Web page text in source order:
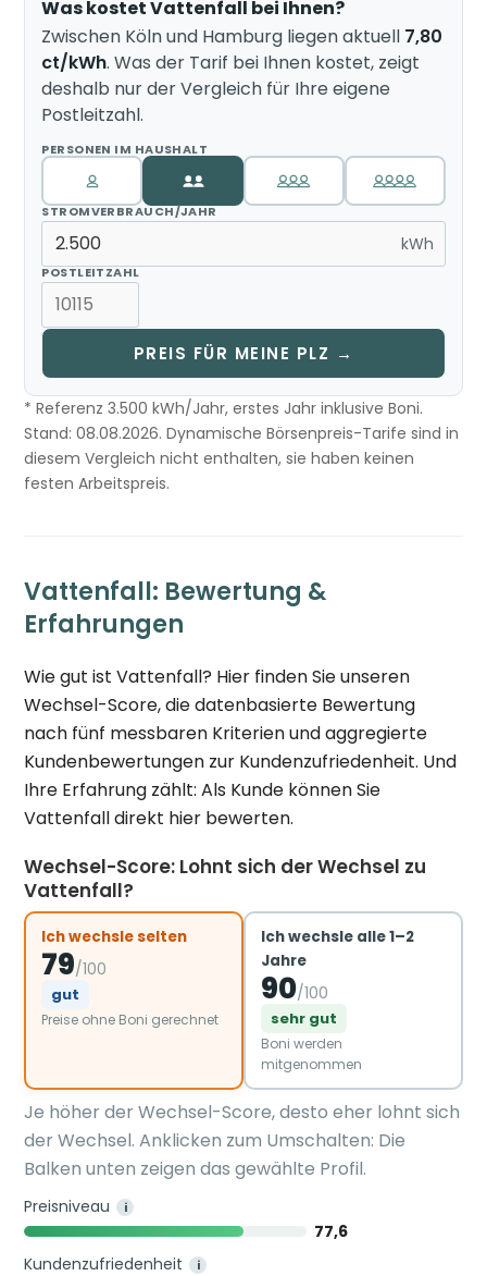
Was kostet Vattenfall bei Ihnen?
Zwischen Köln und Hamburg liegen aktuell 7,80
ct/kWh. Was der Tarif bei Ihnen kostet, zeigt
deshalb nur der Vergleich für Ihre eigene
Postleitzahl.
PERSONEN IM HAUSHALT
STROMVERBRAUCH/JAHR
kWh
POSTLEITZAHL
PREIS FÜR MEINE PLZ →
* Referenz 3.500 kWh/Jahr, erstes Jahr inklusive Boni.
Stand: 08.08.2026. Dynamische Börsenpreis-Tarife sind in
diesem Vergleich nicht enthalten, sie haben keinen
festen Arbeitspreis.
Vattenfall: Bewertung &
Erfahrungen
Wie gut ist Vattenfall? Hier finden Sie unseren
Wechsel-Score, die datenbasierte Bewertung
nach fünf messbaren Kriterien und aggregierte
Kundenbewertungen zur Kundenzufriedenheit. Und
Ihre Erfahrung zählt: Als Kunde können Sie
Vattenfall direkt hier bewerten.
Wechsel-Score: Lohnt sich der Wechsel zu
Vattenfall?
Ich wechsle selten
79/100
gut
Preise ohne Boni gerechnet
Ich wechsle alle 1–2
Jahre
90/100
sehr gut
Boni werden
mitgenommen
Je höher der Wechsel-Score, desto eher lohnt sich
der Wechsel. Anklicken zum Umschalten: Die
Balken unten zeigen das gewählte Profil.
Preisniveau i
77,6
Kundenzufriedenheit
i